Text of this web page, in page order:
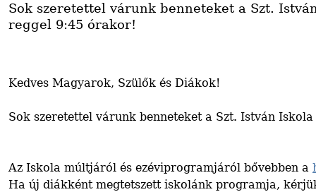
Sok szeretettel várunk benneteket a Szt.
reggel 9:45 órakor!
Kedves Magyarok, Szülők és Diákok!
Sok szeretettel várunk benneteket a Szt. István
Az Iskola múltjáról és ezéviprogramjáról bővebben a
Ha új diákként megtetszett iskolánk programja,